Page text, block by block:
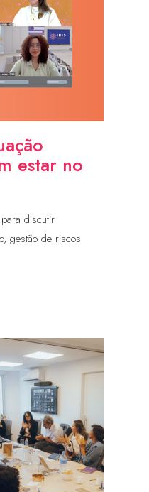
estar no
discutir
gestão de riscos